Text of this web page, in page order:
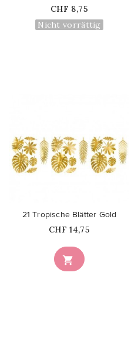
Price
CHF 8,75
Nicht vorrättig
favorite_border

21 Tropische Blätter Gold
Price
CHF 14,75